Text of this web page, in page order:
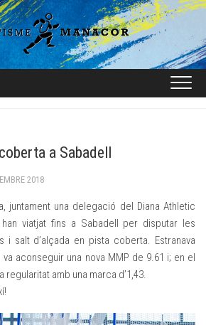
a Sabadell
2018
juntament una delegació del Diana Athletic
han viatjat fins a Sabadell per disputar les
i salt d’alçada en pista coberta. Estranava
aconseguir una nova MMP de 9.61 i; en el
regularitat amb una marca d’1,43.